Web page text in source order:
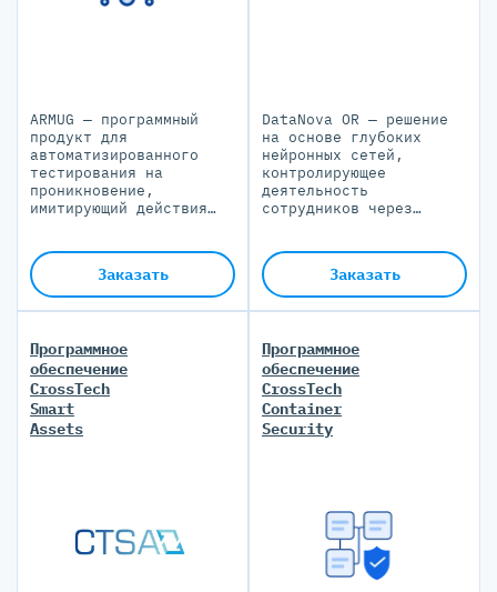
ARMUG — программный
продукт для
автоматизированного
тестирования на
проникновение,
имитирующий действия
периметре
Заказать
DataNova OR — решение
на основе глубоких
нейронных сетей,
контролирующее
деятельность
сотрудников через
нелегитимную активность
по настроенным
политикам безопасности.
Заказать
Программное
обеспечение
CrossTech
Smart
Assets
Программное
обеспечение
CrossTech
Container
Security